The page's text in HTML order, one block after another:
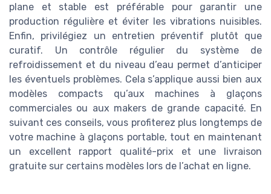
plane et stable est préférable pour garantir une
production régulière et éviter les vibrations nuisibles.
Enfin, privilégiez un entretien préventif plutôt que
curatif. Un contrôle régulier du système de
refroidissement et du niveau d’eau permet d’anticiper
les éventuels problèmes. Cela s’applique aussi bien aux
modèles compacts qu’aux machines à glaçons
commerciales ou aux makers de grande capacité. En
suivant ces conseils, vous profiterez plus longtemps de
votre machine à glaçons portable, tout en maintenant
un excellent rapport qualité-prix et une livraison
gratuite sur certains modèles lors de l’achat en ligne.